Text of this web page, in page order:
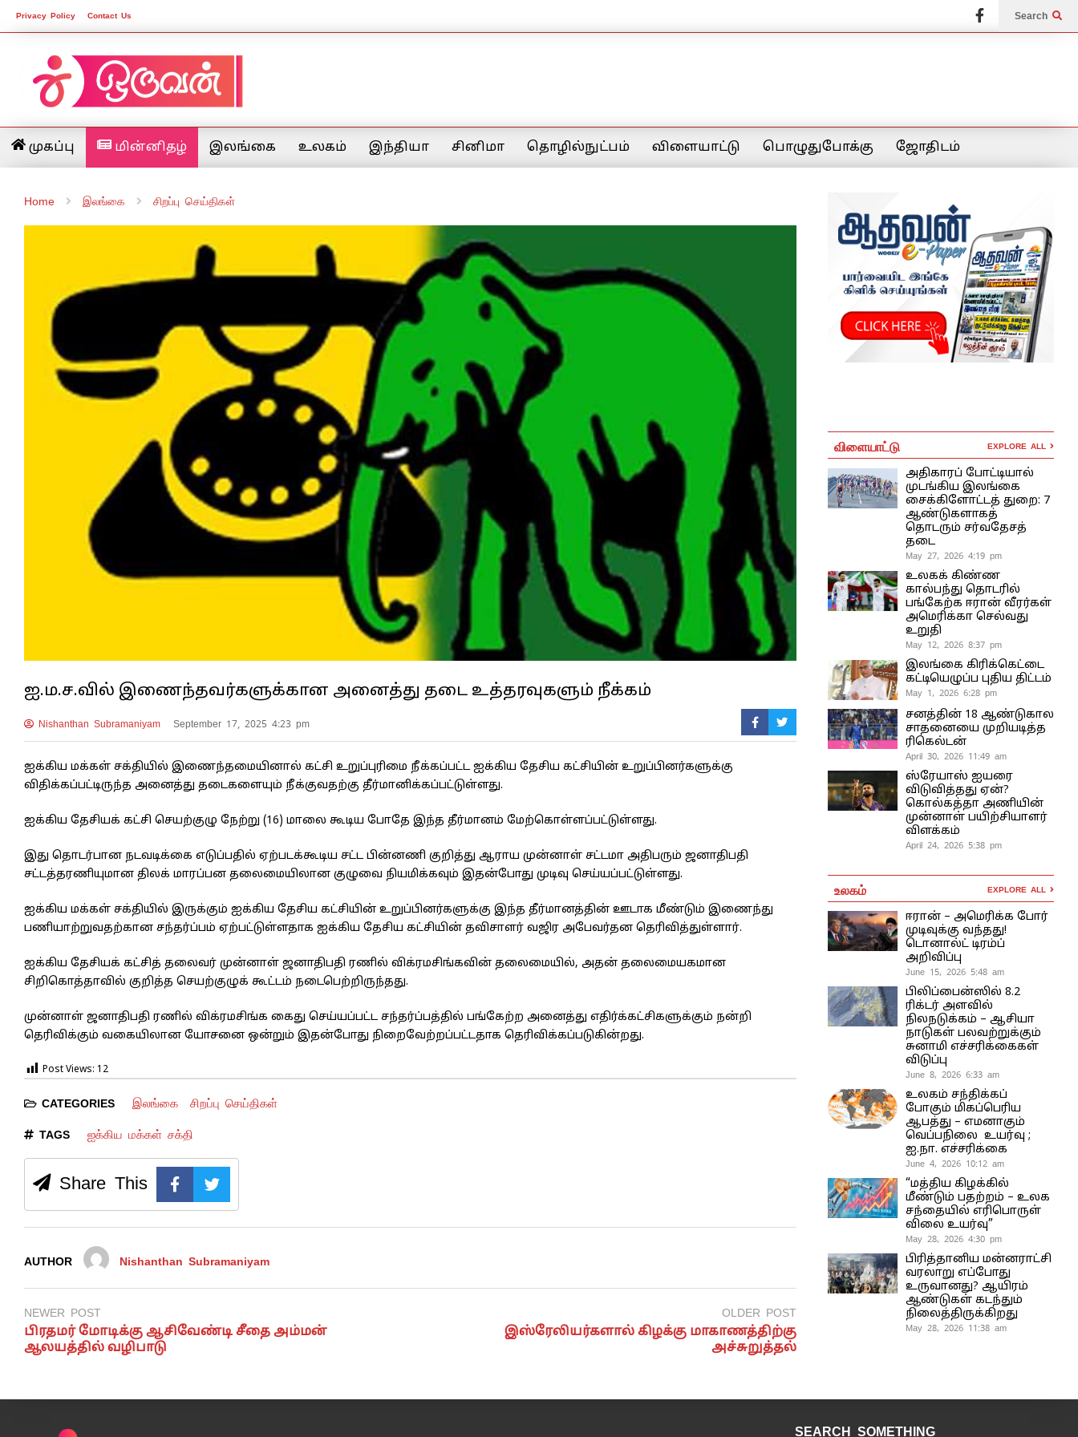
Privacy Policy Contact Us Search
முகப்பு மின்னிதழ் இலங்கை உலகம் இந்தியா சினிமா தொழில்நுட்பம் விளையாட்டு பொழுதுபோக்கு ஜோதிடம்
Home இலங்கை சிறப்பு செய்திகள்
ஐ.ம.ச.வில் இணைந்தவர்களுக்கான அனைத்து தடை உத்தரவுகளும் நீக்கம்
Nishanthan Subramaniyam September 17, 2025 4:23 pm
ஐக்கிய மக்கள் சக்தியில் இணைந்தமையினால் கட்சி உறுப்புரிமை நீக்கப்பட்ட ஐக்கிய தேசிய கட்சியின் உறுப்பினர்களுக்கு
விதிக்கப்பட்டிருந்த அனைத்து தடைகளையும் நீக்குவதற்கு தீர்மானிக்கப்பட்டுள்ளது.
ஐக்கிய தேசியக் கட்சி செயற்குழு நேற்று (16) மாலை கூடிய போதே இந்த தீர்மானம் மேற்கொள்ளப்பட்டுள்ளது.
இது தொடர்பான நடவடிக்கை எடுப்பதில் ஏற்படக்கூடிய சட்ட பின்னணி குறித்து ஆராய முன்னாள் சட்டமா அதிபரும் ஜனாதிபதி
சட்டத்தரணியுமான திலக் மாரப்பன தலைமையிலான குழுவை நியமிக்கவும் இதன்போது முடிவு செய்யப்பட்டுள்ளது.
ஐக்கிய மக்கள் சக்தியில் இருக்கும் ஐக்கிய தேசிய கட்சியின் உறுப்பினர்களுக்கு இந்த தீர்மானத்தின் ஊடாக மீண்டும் இணைந்து
பணியாற்றுவதற்கான சந்தர்ப்பம் ஏற்பட்டுள்ளதாக ஐக்கிய தேசிய கட்சியின் தவிசாளர் வஜிர அபேவர்தன தெரிவித்துள்ளார்.
ஐக்கிய தேசியக் கட்சித் தலைவர் முன்னாள் ஜனாதிபதி ரணில் விக்ரமசிங்கவின் தலைமையில், அதன் தலைமையகமான
சிறிகொத்தாவில் குறித்த செயற்குழுக் கூட்டம் நடைபெற்றிருந்தது.
முன்னாள் ஜனாதிபதி ரணில் விக்ரமசிங்க கைது செய்யப்பட்ட சந்தர்ப்பத்தில் பங்கேற்ற அனைத்து எதிர்க்கட்சிகளுக்கும் நன்றி
தெரிவிக்கும் வகையிலான யோசனை ஒன்றும் இதன்போது நிறைவேற்றப்பட்டதாக தெரிவிக்கப்படுகின்றது.
Post Views: 12
CATEGORIES இலங்கை சிறப்பு செய்திகள்
TAGS ஐக்கிய மக்கள் சக்தி
Share This
AUTHOR Nishanthan Subramaniyam
NEWER POST
பிரதமர் மோடிக்கு ஆசிவேண்டி சீதை அம்மன்
ஆலயத்தில் வழிபாடு
OLDER POST
இஸ்ரேலியர்களால் கிழக்கு மாகாணத்திற்கு
அச்சுறுத்தல்
விளையாட்டு EXPLORE ALL
அதிகாரப் போட்டியால்
முடங்கிய இலங்கை
சைக்கிளோட்டத் துறை: 7
ஆண்டுகளாகத்
தொடரும் சர்வதேசத்
தடை
May 27, 2026 4:19 pm
உலகக் கிண்ண
கால்பந்து தொடரில்
பங்கேற்க ஈரான் வீரர்கள்
அமெரிக்கா செல்வது
உறுதி
May 12, 2026 8:37 pm
இலங்கை கிரிக்கெட்டை
கட்டியெழுப்ப புதிய திட்டம்
May 1, 2026 6:28 pm
சனத்தின் 18 ஆண்டுகால
சாதனையை முறியடித்த
ரிகெல்டன்
April 30, 2026 11:49 am
ஸ்ரேயாஸ் ஐயரை
விடுவித்தது ஏன்?
கொல்கத்தா அணியின்
முன்னாள் பயிற்சியாளர்
விளக்கம்
April 24, 2026 5:38 pm
உலகம் EXPLORE ALL
ஈரான் – அமெரிக்க போர்
முடிவுக்கு வந்தது!
டொனால்ட் டிரம்ப்
அறிவிப்பு
June 15, 2026 5:48 am
பிலிப்பைன்ஸில் 8.2
ரிக்டர் அளவில்
நிலநடுக்கம் – ஆசியா
நாடுகள் பலவற்றுக்கும்
சுனாமி எச்சரிக்கைகள்
விடுப்பு
June 8, 2026 6:33 am
உலகம் சந்திக்கப்
போகும் மிகப்பெரிய
ஆபத்து – எமனாகும்
வெப்பநிலை உயர்வு ;
ஐ.நா. எச்சரிக்கை
June 4, 2026 10:12 am
“மத்திய கிழக்கில்
மீண்டும் பதற்றம் – உலக
சந்தையில் எரிபொருள்
விலை உயர்வு”
May 28, 2026 4:30 pm
பிரித்தானிய மன்னராட்சி
வரலாறு எப்போது
உருவானது? ஆயிரம்
ஆண்டுகள் கடந்தும்
நிலைத்திருக்கிறது
May 28, 2026 11:38 am
SEARCH SOMETHING